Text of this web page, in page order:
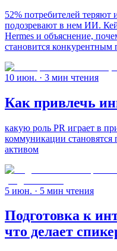
52% потребителей теряют
подозревают в нем ИИ.
Hermes и объяснение,
становится
10 июн. · 3 мин чтения
Как привлечь
какую роль PR играет в
коммуникации
активом
5 июн. · 5 мин чтения
Подготовка к
что делает